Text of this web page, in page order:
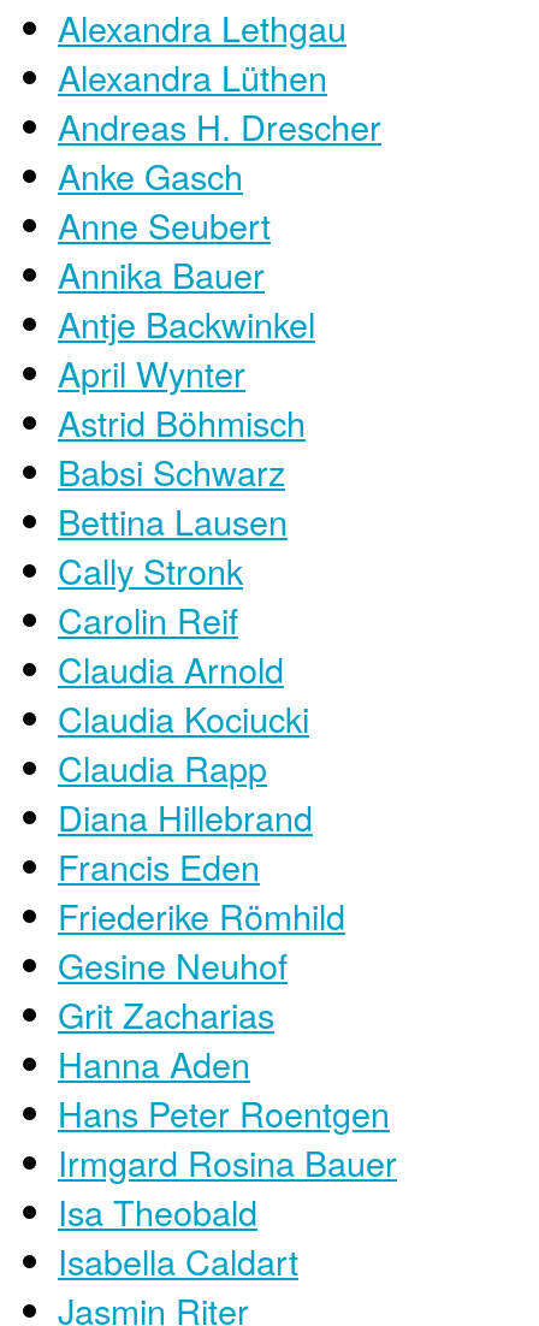
Alexandra Lethgau
Alexandra Lüthen
Andreas H. Drescher
Anke Gasch
Anne Seubert
Annika Bauer
Antje Backwinkel
April Wynter
Astrid Böhmisch
Babsi Schwarz
Bettina Lausen
Cally Stronk
Carolin Reif
Claudia Arnold
Claudia Kociucki
Claudia Rapp
Diana Hillebrand
Francis Eden
Friederike Römhild
Gesine Neuhof
Grit Zacharias
Hanna Aden
Hans Peter Roentgen
Irmgard Rosina Bauer
Isa Theobald
Isabella Caldart
Jasmin Riter